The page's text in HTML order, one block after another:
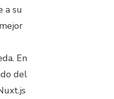
a su
En
del